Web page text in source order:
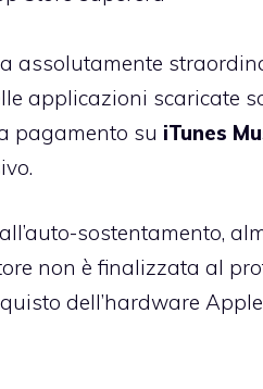
assolutamente
applicazioni scaricate
pagamento su iTunes
sostentamento,
non è finalizzata al
dell’hardware Apple